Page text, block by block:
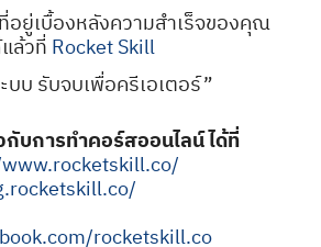
อยู่เบื้องหลังความสำเร็จของคุณ
ล้วที่ Rocket Skill
บบ รับจบเพื่อครีเอเตอร์”
บการทำคอร์สออนไลน์ ได้ที่
rocketskill.co